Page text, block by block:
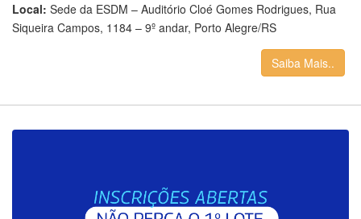
Local: Sede da ESDM – Auditório Cloé Gomes Rodrigues, Rua
Siqueira Campos, 1184 – 9º andar, Porto Alegre/RS
Saiba Mais..